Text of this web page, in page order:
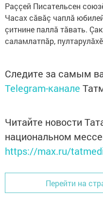
Раççей Писательсен
Часах сăвăç чаплă
çитнине паллă тăвать.
саламлатпăр,
Следите за самым
Telegram-канале
Читайте новости
национальном
https://max.ru/
Перейти на